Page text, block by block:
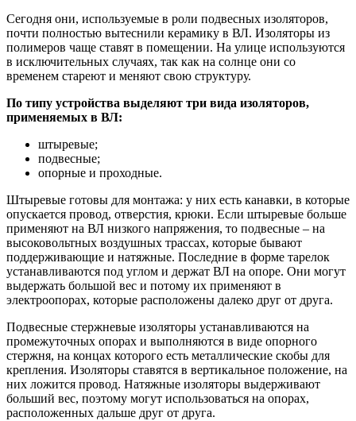
Сегодня они, используемые в роли подвесных изоляторов,
почти полностью вытеснили керамику в ВЛ. Изоляторы из
полимеров чаще ставят в помещении. На улице используются
в исключительных случаях, так как на солнце они со
временем стареют и меняют свою структуру.
По типу устройства выделяют три вида изоляторов,
применяемых в ВЛ:
штыревые;
подвесные;
опорные и проходные.
Штыревые готовы для монтажа: у них есть канавки, в которые
опускается провод, отверстия, крюки. Если штыревые больше
применяют на ВЛ низкого напряжения, то подвесные – на
высоковольтных воздушных трассах, которые бывают
поддерживающие и натяжные. Последние в форме тарелок
устанавливаются под углом и держат ВЛ на опоре. Они могут
выдержать большой вес и потому их применяют в
электроопорах, которые расположены далеко друг от друга.
Подвесные стержневые изоляторы устанавливаются на
промежуточных опорах и выполняются в виде опорного
стержня, на концах которого есть металлические скобы для
крепления. Изоляторы ставятся в вертикальное положение, на
них ложится провод. Натяжные изоляторы выдерживают
больший вес, поэтому могут использоваться на опорах,
расположенных дальше друг от друга.